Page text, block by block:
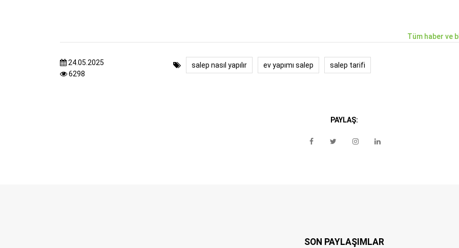
Tüm haber ve
24.05.2025
6298
salep nasıl yapılır ev yapımı salep salep tarifi
PAYLAŞ:
SON PAYLAŞIMLAR